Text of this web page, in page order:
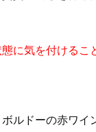
に気を付けるこ
ルドーの赤ワイ